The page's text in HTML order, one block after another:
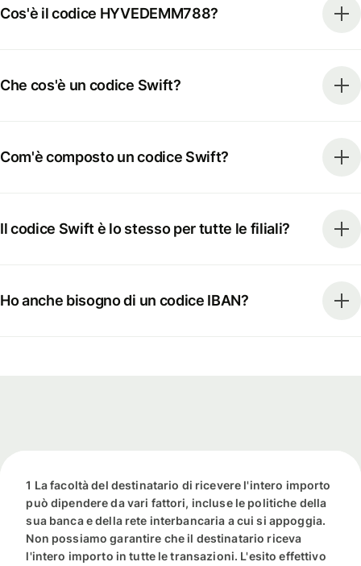
Cos'è il codice HYVEDEMM788?
Che cos'è un codice Swift?
Com'è composto un codice Swift?
Il codice Swift è lo stesso per tutte le filiali?
Ho anche bisogno di un codice IBAN?
1 La facoltà del destinatario di ricevere l'intero importo
può dipendere da vari fattori, incluse le politiche della
sua banca e della rete interbancaria a cui si appoggia.
Non possiamo garantire che il destinatario riceva
l'intero importo in tutte le transazioni. L'esito effettivo